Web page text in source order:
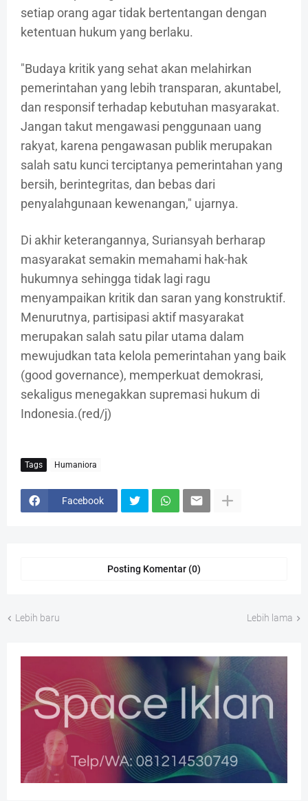
setiap orang agar tidak bertentangan dengan
ketentuan hukum yang berlaku.
"Budaya kritik yang sehat akan melahirkan
pemerintahan yang lebih transparan, akuntabel,
dan responsif terhadap kebutuhan masyarakat.
Jangan takut mengawasi penggunaan uang
rakyat, karena pengawasan publik merupakan
salah satu kunci terciptanya pemerintahan yang
bersih, berintegritas, dan bebas dari
penyalahgunaan kewenangan," ujarnya.
Di akhir keterangannya, Suriansyah berharap
masyarakat semakin memahami hak-hak
hukumnya sehingga tidak lagi ragu
menyampaikan kritik dan saran yang konstruktif.
Menurutnya, partisipasi aktif masyarakat
merupakan salah satu pilar utama dalam
mewujudkan tata kelola pemerintahan yang baik
(good governance), memperkuat demokrasi,
sekaligus menegakkan supremasi hukum di
Indonesia.(red/j)
Tags Humaniora
Facebook
Posting Komentar (0)
Lebih baru Lebih lama